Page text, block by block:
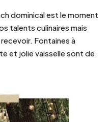
dominical est le moment
talents culinaires mais
Fontaines à
et jolie vaisselle sont de